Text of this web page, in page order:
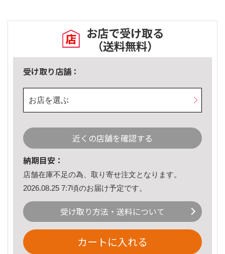
お店で受け取る
（送料無料）
受け取り店舗：
お店を選ぶ
近くの店舗を確認する
納期目安：
店舗在庫不足の為、取り寄せ注文となります。
2026.08.25 7:7頃のお届け予定です。
受け取り方法・送料について
カートに入れる